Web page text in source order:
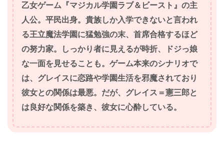
乙女ゲーム『マジカル学園ラブ＆ビースト』の主
人公。平民出身。貴族しか入学できないと言われ
る王立魔法学園に猛勉強の末、首席合格するほど
の努力家。しっかり者に見えるが時折、ドジっ娘
な一面を見せることも。ゲーム本来のシナリオで
は、グレイスに恋路や学園生活を邪魔されており
彼女との関係は最悪。だが、グレイス＝憲三郎と
は良好な関係を築き、彼女に心酔している。